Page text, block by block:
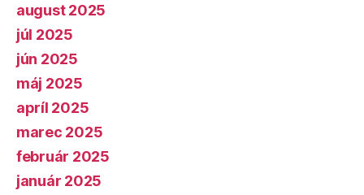
august 2025
júl 2025
jún 2025
máj 2025
apríl 2025
marec 2025
február 2025
január 2025